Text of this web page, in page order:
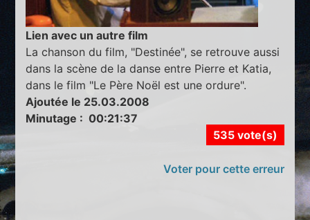
Lien avec un autre film
La chanson du film, "Destinée", se retrouve aussi
dans la scène de la danse entre Pierre et Katia,
dans le film "Le Père Noël est une ordure".
Ajoutée le 25.03.2008
Minutage : 00:21:37
535 vote(s)
Voter pour cette erreur